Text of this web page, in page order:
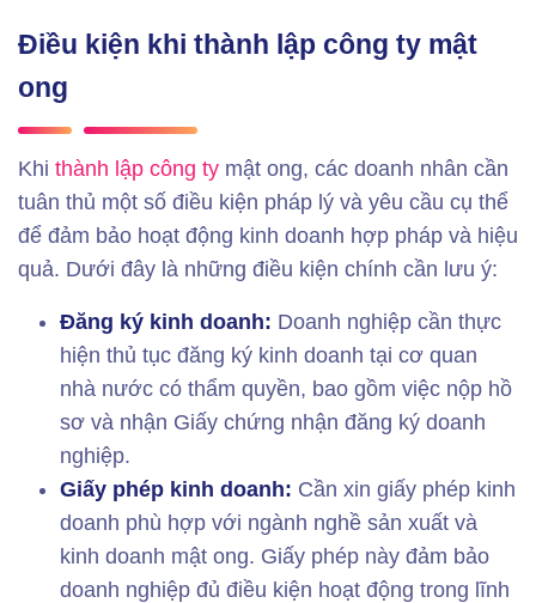
Điều kiện khi thành lập công ty mật
ong
Khi thành lập công ty mật ong, các doanh nhân cần
tuân thủ một số điều kiện pháp lý và yêu cầu cụ thể
để đảm bảo hoạt động kinh doanh hợp pháp và hiệu
quả. Dưới đây là những điều kiện chính cần lưu ý:
Đăng ký kinh doanh: Doanh nghiệp cần thực
hiện thủ tục đăng ký kinh doanh tại cơ quan
nhà nước có thẩm quyền, bao gồm việc nộp hồ
sơ và nhận Giấy chứng nhận đăng ký doanh
nghiệp.
Giấy phép kinh doanh: Cần xin giấy phép kinh
doanh phù hợp với ngành nghề sản xuất và
kinh doanh mật ong. Giấy phép này đảm bảo
doanh nghiệp đủ điều kiện hoạt động trong lĩnh